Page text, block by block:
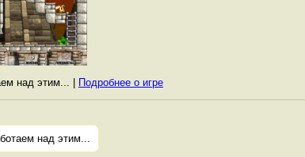
над этим... | Подробнее о игре
над этим...